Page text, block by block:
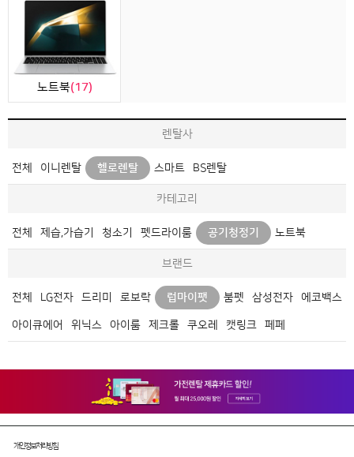
노트북(17)
렌탈사
전체 이니렌탈 헬로렌탈 스마트 BS렌탈
카테고리
전체 제습,가습기 청소기 펫드라이룸 공기청정기 노트북
브랜드
전체 LG전자 드리미 로보락 럽마이팻 붐펫 삼성전자 에코백스
아이큐에어 위닉스 아이룸 제크롤 쿠오레 캣링크 페페
개인정보처리방침